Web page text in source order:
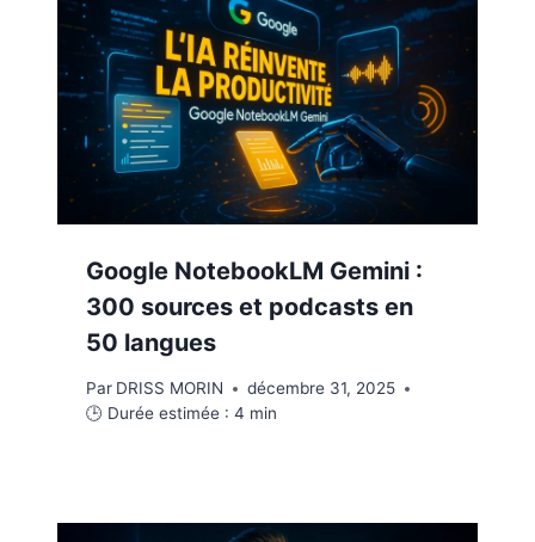
Google NotebookLM Gemini :
300 sources et podcasts en
50 langues
Par DRISS MORIN
décembre 31, 2025
🕒 Durée estimée : 4 min